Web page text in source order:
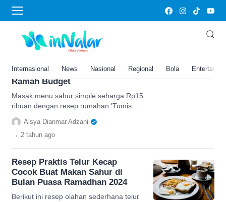
Internasional News Nasional Regional Bola
menu sahur simpel
Modal Rp15 Ribuan, Coba Resep
Rumahan ‘Tumis Usus Ayam
Jadi Menu Sahur Simple dan
Ramah Budget
Masak menu sahur simple seharga Rp15
ribuan dengan resep rumahan 'Tumis
Usus Ayam Kacang Panjang', masakan
olahan ayam ini gurih dan sedap.
Aisya Dianmar Adzani
. 2 tahun ago
Resep Praktis Telur Kecap
Cocok Buat Makan Sahur di
Bulan Puasa Ramadhan 2024
Berikut ini resep olahan sederhana telur